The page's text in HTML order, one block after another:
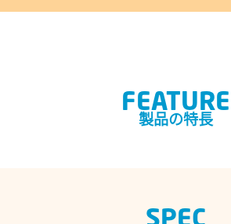
FEATURE
製品の特長
SPEC